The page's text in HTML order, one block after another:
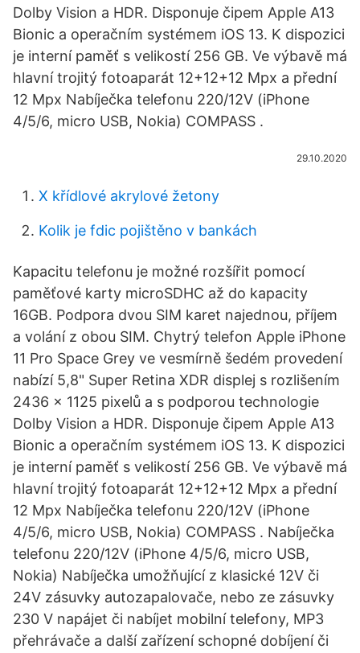
Dolby Vision a HDR. Disponuje čipem Apple A13
Bionic a operačním systémem iOS 13. K dispozici
je interní paměť s velikostí 256 GB. Ve výbavě má
hlavní trojitý fotoaparát 12+12+12 Mpx a přední
12 Mpx Nabíječka telefonu 220/12V (iPhone
4/5/6, micro USB, Nokia) COMPASS .
29.10.2020
X křídlové akrylové žetony
Kolik je fdic pojištěno v bankách
Kapacitu telefonu je možné rozšířit pomocí
paměťové karty microSDHC až do kapacity
16GB. Podpora dvou SIM karet najednou, příjem
a volání z obou SIM. Chytrý telefon Apple iPhone
11 Pro Space Grey ve vesmírně šedém provedení
nabízí 5,8" Super Retina XDR displej s rozlišením
2436 x 1125 pixelů a s podporou technologie
Dolby Vision a HDR. Disponuje čipem Apple A13
Bionic a operačním systémem iOS 13. K dispozici
je interní paměť s velikostí 256 GB. Ve výbavě má
hlavní trojitý fotoaparát 12+12+12 Mpx a přední
12 Mpx Nabíječka telefonu 220/12V (iPhone
4/5/6, micro USB, Nokia) COMPASS . Nabíječka
telefonu 220/12V (iPhone 4/5/6, micro USB,
Nokia) Nabíječka umožňující z klasické 12V či
24V zásuvky autozapalovače, nebo ze zásuvky
230 V napájet či nabíjet mobilní telefony, MP3
přehrávače a další zařízení schopné dobíjení či